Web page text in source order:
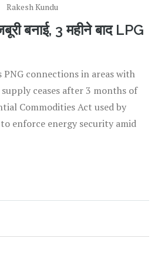
Rakesh Kundu
बनाई, 3 महीने बाद LPG
connections in areas with
ceases after 3 months of
Commodities Act used by
enforce energy security amid